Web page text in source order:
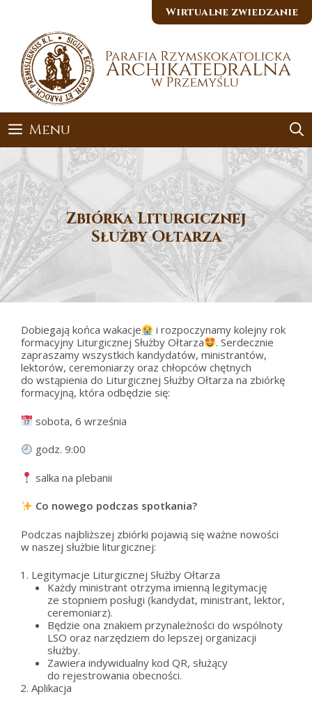
Wirtualne zwiedzanie
Menu
Zbiórka Liturgicznej
Służby Ołtarza
Dobiegają końca wakacje
i rozpoczynamy kolejny rok
formacyjny Liturgicznej Służby Ołtarza
. Serdecznie
zapraszamy wszystkich kandydatów, ministrantów,
lektorów, ceremoniarzy oraz chłopców chętnych
do wstąpienia do Liturgicznej Służby Ołtarza na zbiórkę
formacyjną, która odbędzie się:
sobota, 6 września
godz. 9:00
salka na plebanii
Co nowego podczas spotkania?
Podczas najbliższej zbiórki pojawią się ważne nowości
w naszej służbie liturgicznej:
Legitymacje Liturgicznej Służby Ołtarza
Każdy ministrant otrzyma imienną legitymację
ze stopniem posługi (kandydat, ministrant, lektor,
ceremoniarz).
Będzie ona znakiem przynależności do wspólnoty
LSO oraz narzędziem do lepszej organizacji
służby.
Zawiera indywidualny kod QR, służący
do rejestrowania obecności.
Aplikacja